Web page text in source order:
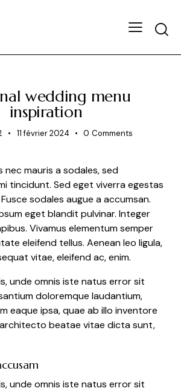
wedding menu
inspiration
11 février 2024 0 Comments
nec mauris a sodales, sed
tincidunt. Sed eget viverra egestas
sodales augue a accumsan.
eget blandit pulvinar. Integer
Vivamus elementum semper
eleifend tellus. Aenean leo ligula,
vitae, eleifend ac, enim.
unde omnis iste natus error sit
doloremque laudantium,
eaque ipsa, quae ab illo inventore
beatae vitae dicta sunt,
unde omnis iste natus error sit